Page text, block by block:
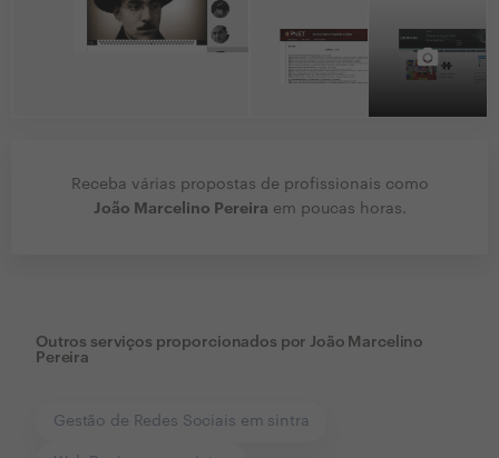
Receba várias propostas de profissionais como
João Marcelino Pereira em poucas horas.
Outros serviços proporcionados por João Marcelino
Pereira
Gestão de Redes Sociais em sintra